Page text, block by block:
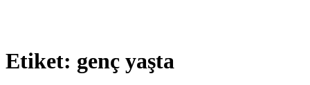
Etiket: genç yaşta